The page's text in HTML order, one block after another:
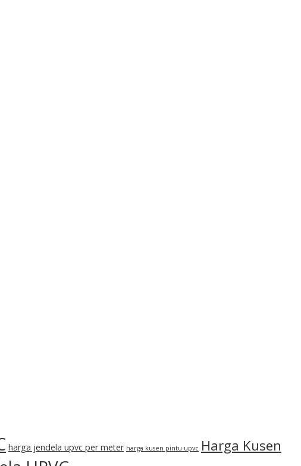
harga jendela upvc per meter harga kusen pintu upvc Harga Kusen